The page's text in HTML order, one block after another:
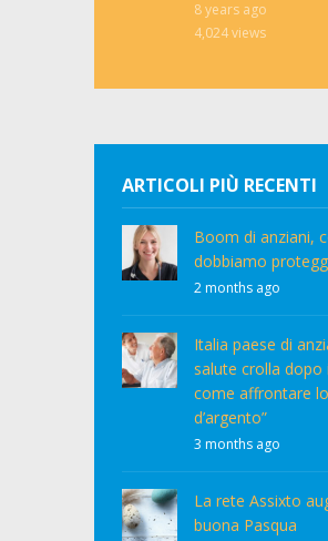
8 years ago
4,024views
ARTICOLI PIÙ RECENTI
Boom di anziani,
dobbiamo
2 months ago
Italia paese di
salute crolla dopo
come affrontare
d’argento”
3 months ago
La rete Assixto
buona Pasqua